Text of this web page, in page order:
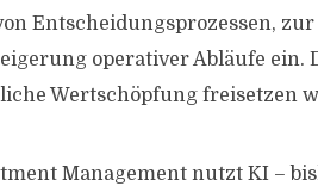
Entscheidungsprozessen,
operativer Abläufe ein.
Wertschöpfung freisetzen
Management nutzt KI –